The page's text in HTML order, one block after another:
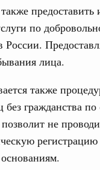
по
России.
лица.
также
гражданства
не
2023, понедельник
Правительства
2022, пятница
работы